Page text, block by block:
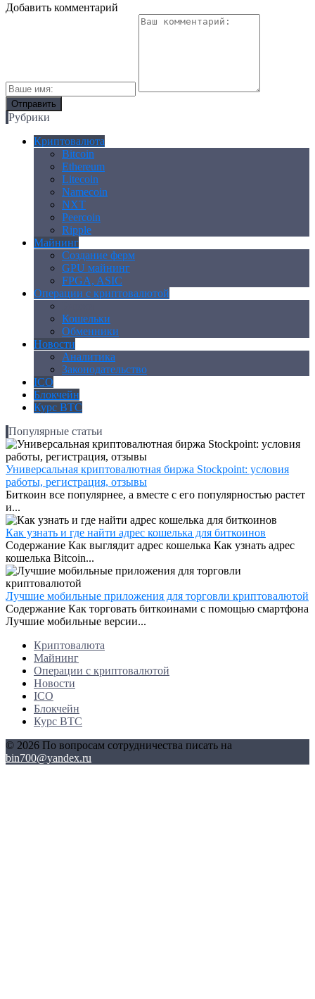
Добавить комментарий
Рубрики
Криптовалюта
Bitcoin
Ethereum
Litecoin
Namecoin
NXT
Peercoin
Ripple
Майнинг
Создание ферм
GPU майнинг
FPGA, ASIC
Операции с криптовалютой
Кошельки
Обменники
Новости
Аналитика
Законодательство
ICO
Блокчейн
Курс BTC
Популярные статьи
Универсальная криптовалютная биржа Stockpoint: условия
работы, регистрация, отзывы
Биткоин все популярнее, а вместе с его популярностью растет
и...
Как узнать и где найти адрес кошелька для биткоинов
Содержание Как выглядит адрес кошелька Как узнать адрес
кошелька Bitcoin...
Лучшие мобильные приложения для торговли криптовалютой
Содержание Как торговать биткоинами с помощью смартфона
Лучшие мобильные версии...
Криптовалюта
Майнинг
Операции с криптовалютой
Новости
ICO
Блокчейн
Курс BTC
© 2026 По вопросам сотрудничества писать на
bin700@yandex.ru